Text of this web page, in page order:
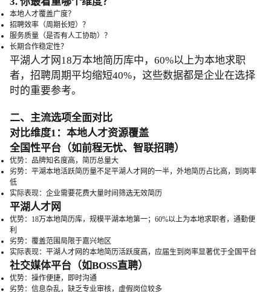
本地人才覆盖广度？
招聘效率（周期长短）？
服务质量（是否有人工协助）？
长期合作稳定性？
平湖人才网18万本地简历库中，60%以上为本地求职
者，招聘周期平均缩短40%，这些数据都是企业在选择
时的重要参考。
二、主流选项全面对比
对比维度1：本地人才资源覆盖
全国性平台（如前程无忧、智联招聘）
优势：品牌知名度高，简历总量大
劣势：平湖本地活跃简历量不足平湖人才网的一半，外地简历占比高，到岗率
低
实际表现：企业需要花费大量时间筛选无效简历
平湖人才网
优势：18万本地简历库，规模平湖本地第一；60%以上为本地求职者，通勤便
利
劣势：覆盖范围局限于嘉兴地区
实际表现：平湖人才网的本地简历活跃度高，应届生到岗率显著优于全国平台
社交媒体平台（如BOSS直聘）
优势：操作便捷，即时沟通
劣势：信息杂乱，缺乏专业审核，虚假岗位较多